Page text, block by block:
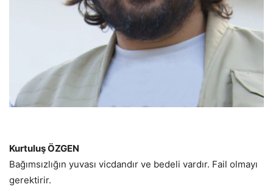
Kurtuluş ÖZGEN
Bağımsızlığın yuvası vicdandır ve bedeli vardır. Fail olmayı
gerektirir.